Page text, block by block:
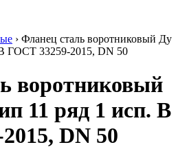
рифленый
Общестроительный
алюминиевый
Плита
алюминиевая
Профиль
алюминиевый
(вентиляционный)
Труба
системы
Отводы
стальные
Переходы
› Фланец сталь воротниковый Ду
ГОСТ 33259-2015, DN 50
воротниковый
11 ряд 1 исп. B
DN 50